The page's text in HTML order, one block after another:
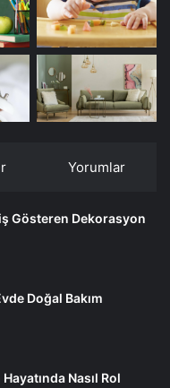
Yorumlar
Gösteren Dekorasyon
Doğal Bakım
Nasıl Rol